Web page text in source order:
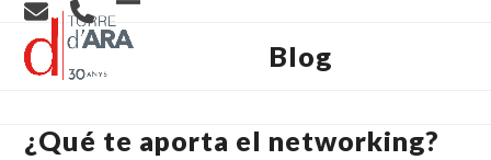
Skip
content
Open
Close
Blog
¿Qué te aporta el networking?